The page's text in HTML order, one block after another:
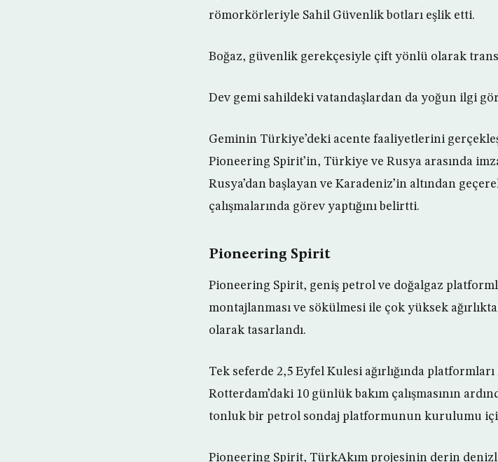
römorkörleriyle Sahil Güvenlik botları eşlik etti.
Boğaz, güvenlik gerekçesiyle çift yönlü olarak
Dev gemi sahildeki vatandaşlardan da yoğun ilgi
Geminin Türkiye’deki acente faaliyetlerini
Pioneering Spirit’in, Türkiye ve Rusya arasında
Rusya’dan başlayan ve Karadeniz’in altından
çalışmalarında görev yaptığını belirtti.
Pioneering Spirit
Pioneering Spirit, geniş petrol ve doğalgaz
montajlanması ve sökülmesi ile çok yüksek
olarak tasarlandı.
Tek seferde 2,5 Eyfel Kulesi ağırlığında
Rotterdam’daki 10 günlük bakım çalışmasının
tonluk bir petrol sondaj platformunun kurulumu
Pioneering Spirit, TürkAkım projesinin derin